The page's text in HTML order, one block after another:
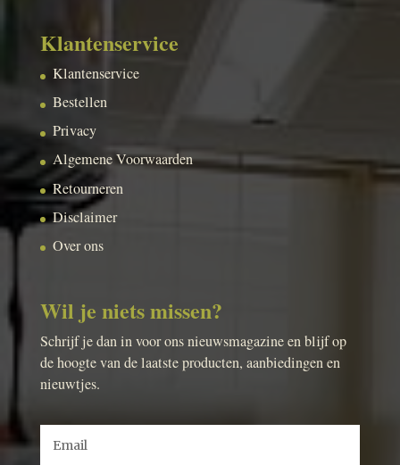
Klantenservice
Klantenservice
Bestellen
Privacy
Algemene Voorwaarden
Retourneren
Disclaimer
Over ons
Wil je niets missen?
Schrijf je dan in voor ons nieuwsmagazine en blijf op
de hoogte van de laatste producten, aanbiedingen en
nieuwtjes.